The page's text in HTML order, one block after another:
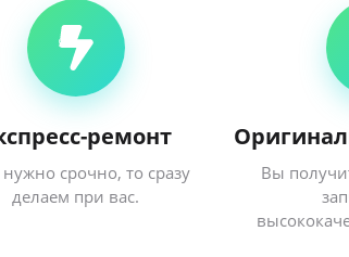
ремонт
нужно срочно, то сразу
делаем при вас.
Вы